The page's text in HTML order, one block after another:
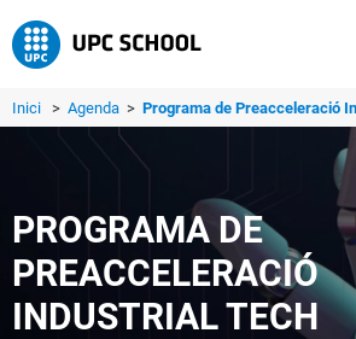
Inici > Agenda > Programa de Preacceleració
PROGRAMA DE
PREACCELERACIÓ
INDUSTRIAL TECH